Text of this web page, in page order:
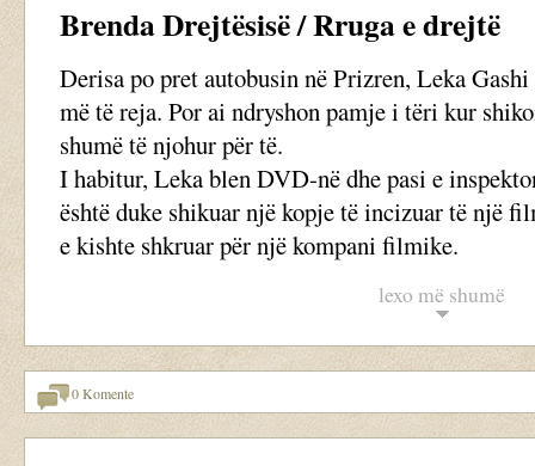
Brenda Drejtësisë / Rruga e drejtë
Derisa po pret autobusin në Prizren, Leka
më të reja. Por ai ndryshon pamje i tëri kur
shumë të njohur për të.
I habitur, Leka blen DVD-në dhe pasi e
është duke shikuar një kopje të incizuar të një
e kishte shkruar për një kompani filmike.
lexo më shumë
0 Komente